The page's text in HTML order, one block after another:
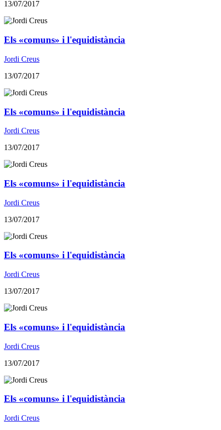
13/07/2017
Els «comuns» i l'equidistància
Jordi Creus
13/07/2017
Els «comuns» i l'equidistància
Jordi Creus
13/07/2017
Els «comuns» i l'equidistància
Jordi Creus
13/07/2017
Els «comuns» i l'equidistància
Jordi Creus
13/07/2017
Els «comuns» i l'equidistància
Jordi Creus
13/07/2017
Els «comuns» i l'equidistància
Jordi Creus